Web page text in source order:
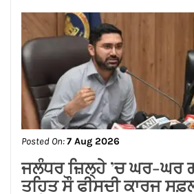
Posted On:7 Aug 2026
ਜਲੰਧਰ ਜ਼ਿਲ੍ਹੇ ’ਚ ਘਰ-ਘਰ
ਤਹਿਤ ਸੌ ਫੀਸਦੀ ਕਾਰਜ